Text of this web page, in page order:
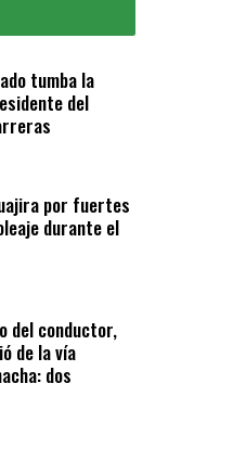
tumba la
del
por fuertes
durante el
del conductor,
de la vía
dos